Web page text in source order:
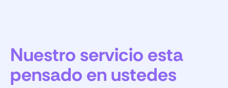
Nuestro servicio esta
pensado en ustedes